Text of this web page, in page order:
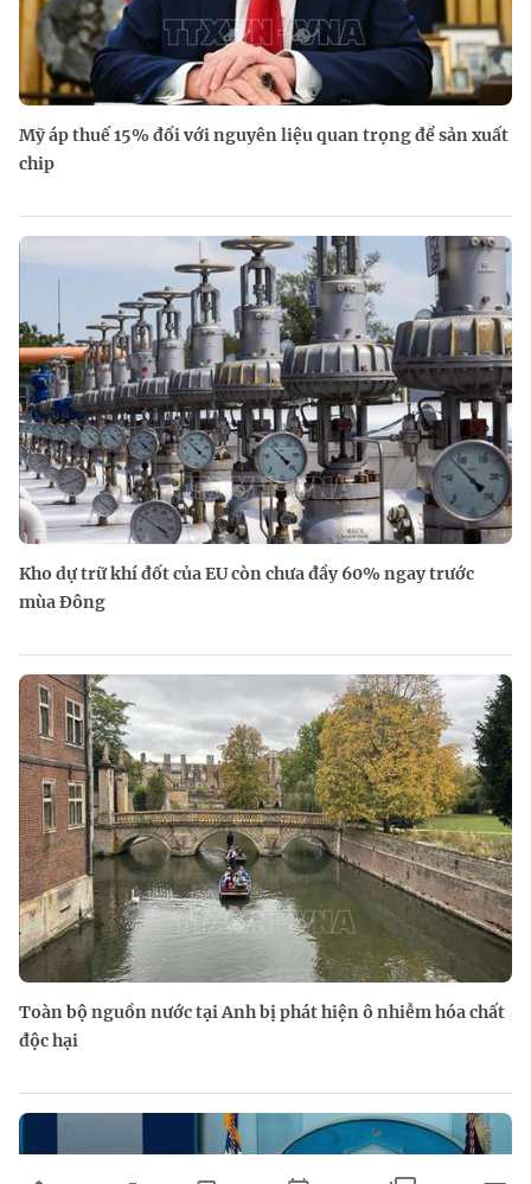
Mỹ áp thuế 15% đối với nguyên liệu quan trọng để sản xuất
chip
Kho dự trữ khí đốt của EU còn chưa đầy 60% ngay trước
mùa Đông
Toàn bộ nguồn nước tại Anh bị phát hiện ô nhiễm hóa chất
độc hại